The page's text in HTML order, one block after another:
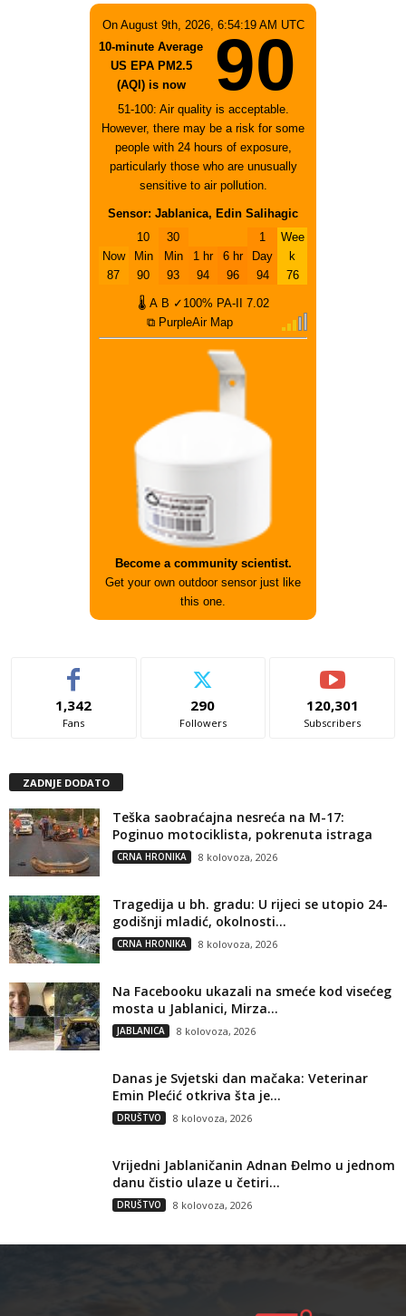
On August 9th, 2026, 6:54:19 AM UTC
10-minute Average
US EPA PM2.5
(AQI) is now
90
51-100: Air quality is acceptable.
However, there may be a risk for some
people with 24 hours of exposure,
particularly those who are unusually
sensitive to air pollution.
Sensor: Jablanica, Edin Salihagic
Now
87
10
Min
90
30
Min
93
1 hr
94
6 hr
96
1
Day
94
Wee
k
76
🌡 A B ✓100% PA-II
7.02
⧉ PurpleAir Map
Become a community scientist.
Get your own outdoor sensor just like
this one.
1,342
Fans
290
Followers
120,301
Subscribers
ZADNJE DODATO
Teška saobraćajna nesreća na M-17:
Poginuo motociklista, pokrenuta istraga
CRNA HRONIKA 8 kolovoza, 2026
Tragedija u bh. gradu: U rijeci se utopio 24-
godišnji mladić, okolnosti...
CRNA HRONIKA 8 kolovoza, 2026
Na Facebooku ukazali na smeće kod visećeg
mosta u Jablanici, Mirza...
JABLANICA 8 kolovoza, 2026
Danas je Svjetski dan mačaka: Veterinar
Emin Plećić otkriva šta je...
DRUŠTVO 8 kolovoza, 2026
Vrijedni Jablaničanin Adnan Đelmo u jednom
danu čistio ulaze u četiri...
DRUŠTVO 8 kolovoza, 2026